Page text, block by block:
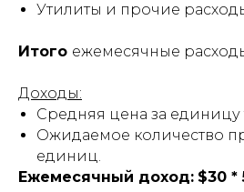
Утилиты и прочие
Итого ежемесячные
Доходы:
Средняя цена за единицу
Ожидаемое количество
единиц.
Ежемесячный доход: $30 *